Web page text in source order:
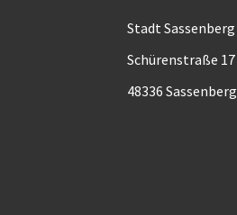
Stadt Sassenberg
Schürenstraße 17
48336 Sassenberg